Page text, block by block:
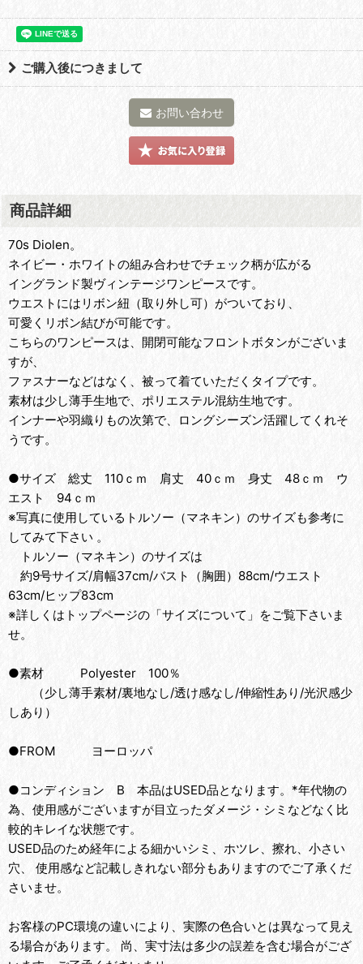
ご購入後につきまして
お問い合わせ
商品詳細
70s Diolen。
ネイビー・ホワイトの組み合わせでチェック柄が広がる
イングランド製ヴィンテージワンピースです。
ウエストにはリボン紐（取り外し可）がついており、
可愛くリボン結びが可能です。
こちらのワンピースは、開閉可能なフロントボタンがございま
すが、
ファスナーなどはなく、被って着ていただくタイプです。
素材は少し薄手生地で、ポリエステル混紡生地です。
インナーや羽織りもの次第で、ロングシーズン活躍してくれそ
うです。
●サイズ 総丈 110ｃｍ 肩丈 40ｃｍ 身丈 48ｃｍ ウ
エスト 94ｃｍ
※写真に使用しているトルソー（マネキン）のサイズも参考に
してみて下さい 。
トルソー（マネキン）のサイズは
約9号サイズ/肩幅37cm/バスト（胸囲）88cm/ウエスト
63cm/ヒップ83cm
※詳しくはトップページの「サイズについて」をご覧下さいま
せ。
●素材 Polyester 100％
（少し薄手素材/裏地なし/透け感なし/伸縮性あり/光沢感少
しあり）
●FROM ヨーロッパ
●コンディション B 本品はUSED品となります。*年代物の
為、使用感がございますが目立ったダメージ・シミなどなく比
較的キレイな状態です。
USED品のため経年による細かいシミ、ホツレ、擦れ、小さい
穴、 使用感など記載しきれない部分もありますのでご了承くだ
さいませ。
お客様のPC環境の違いにより、実際の色合いとは異なって見え
る場合があります。 尚、実寸法は多少の誤差を含む場合がござ